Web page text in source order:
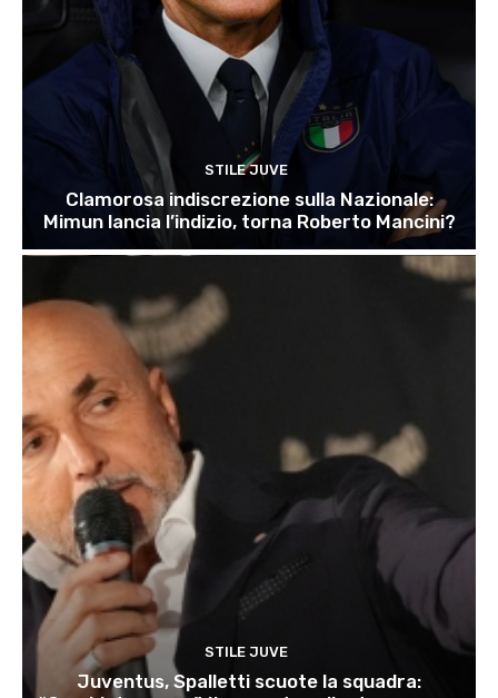
STILE JUVE
Clamorosa indiscrezione sulla Nazionale:
Mimun lancia l’indizio, torna Roberto Mancini?
STILE JUVE
Juventus, Spalletti scuote la squadra: